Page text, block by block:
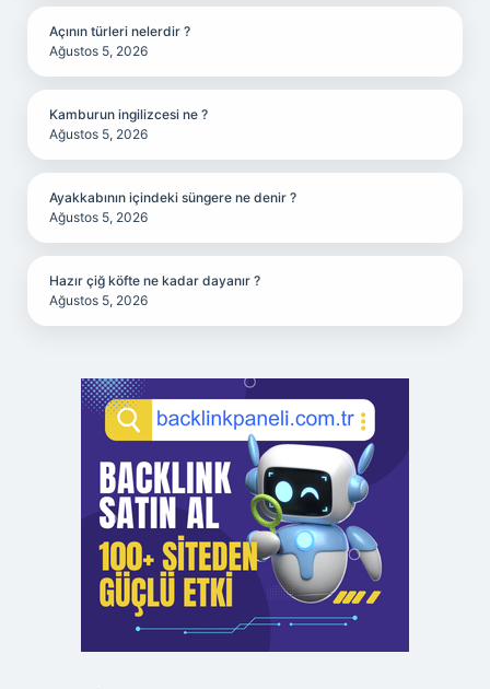
Açının türleri nelerdir ?
Ağustos 5, 2026
Kamburun ingilizcesi ne ?
Ağustos 5, 2026
Ayakkabının içindeki süngere ne denir ?
Ağustos 5, 2026
Hazır çiğ köfte ne kadar dayanır ?
Ağustos 5, 2026